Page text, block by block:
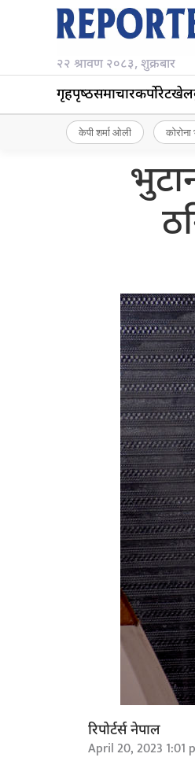
२२ श्रावण २०८३, शुक्रबार
गृहपृष्‍ठसमाचारकर्पोरेट
केपी शर्मा ओली
रिपोर्टर्स नेपाल
April 20, 2023 1:01